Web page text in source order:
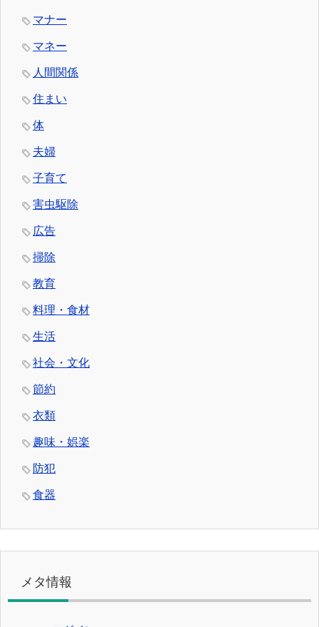
マナー
マネー
人間関係
住まい
体
夫婦
子育て
害虫駆除
広告
掃除
教育
料理・食材
生活
社会・文化
節約
衣類
趣味・娯楽
防犯
食器
メタ情報